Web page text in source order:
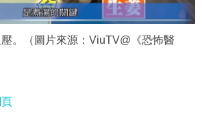
。（圖片來源：ViuTV@《恐怖醫